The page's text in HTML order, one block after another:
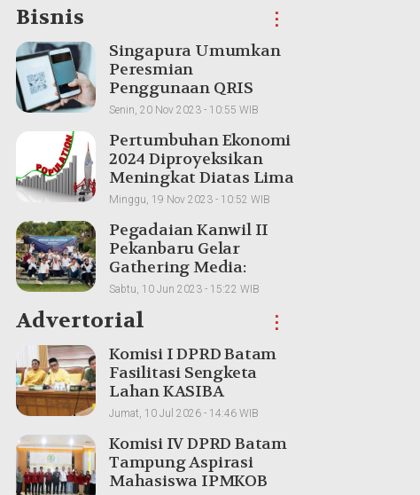
Bisnis ⋮
Singapura Umumkan
Peresmian
Penggunaan QRIS
Indonesia untuk
Senin, 20 Nov 2023 - 10:55 WIB
Pertumbuhan Ekonomi
2024 Diproyeksikan
Meningkat Diatas Lima
Persen
Minggu, 19 Nov 2023 - 10:52 WIB
Pegadaian Kanwil II
Pekanbaru Gelar
Gathering Media:
Membangun
Meningkatkan
Sabtu, 10 Jun 2023 - 15:22 WIB
Advertorial ⋮
Komisi I DPRD Batam
Fasilitasi Sengketa
Lahan KASIBA
Mangsang, Warga dan
Dipertemukan
Jumat, 10 Jul 2026 - 14:46 WIB
Komisi IV DPRD Batam
Tampung Aspirasi
Mahasiswa IPMKOB